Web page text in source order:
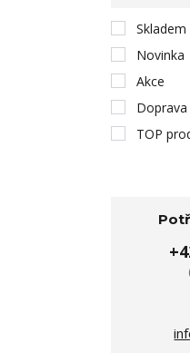
Skladem
Novinka
Akce
TOP